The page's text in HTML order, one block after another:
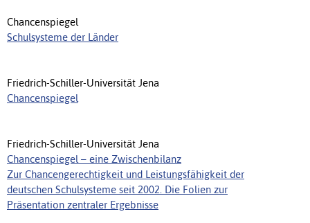
Chancenspiegel
Schulsysteme der Länder
Friedrich-Schiller-Universität Jena
Chancenspiegel
Friedrich-Schiller-Universität Jena
Chancenspiegel – eine Zwischenbilanz
Zur Chancengerechtigkeit und Leistungsfähigkeit der
deutschen Schulsysteme seit 2002. Die Folien zur
Präsentation zentraler Ergebnisse